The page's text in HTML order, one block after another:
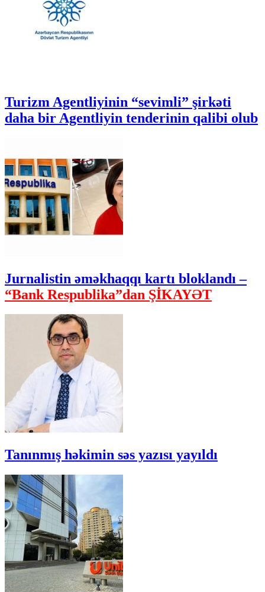
Turizm Agentliyinin “sevimli” şirkəti
daha bir Agentliyin tenderinin qalibi olub
Jurnalistin əməkhaqqı kartı bloklandı –
“Bank Respublika”dan ŞİKAYƏT
Tanınmış həkimin səs yazısı yayıldı